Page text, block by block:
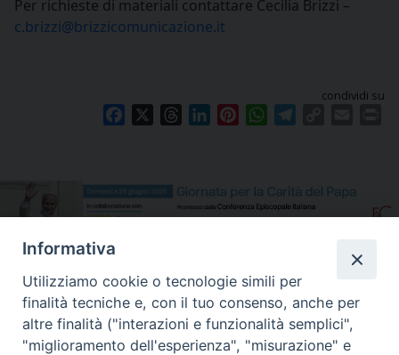
Per richieste di materiali contattare Cecilia Brizzi –
c.brizzi@brizzicomunicazione.it
condividi su
Facebook ThreadsLinkedInPinterestWhatsApp
Informativa
Utilizziamo cookie o tecnologie simili per
finalità tecniche e, con il tuo consenso, anche per
altre finalità ("interazioni e funzionalità semplici",
"miglioramento dell'esperienza", "misurazione" e